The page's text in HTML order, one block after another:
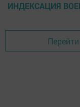
ИНДЕКСАЦИЯ